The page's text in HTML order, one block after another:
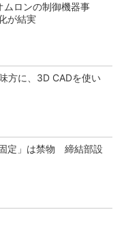
ムロンの制御機器事
が結実
方に、3D CADを使い
定」は禁物 締結部設